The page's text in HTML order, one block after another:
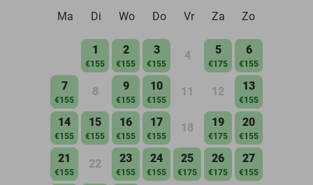
Ma
Di Wo Do Vr Za Zo
1
€155
2
€155
3
€155
4 5
€175
6
€155
7
€155
8 9
€155
10
€155
11 12 13
€155
14
€155
15
€155
16
€155
17
€155
18 19
€175
20
€155
21
€155
22 23
€155
24
€155
25
€175
26
€175
27
€155